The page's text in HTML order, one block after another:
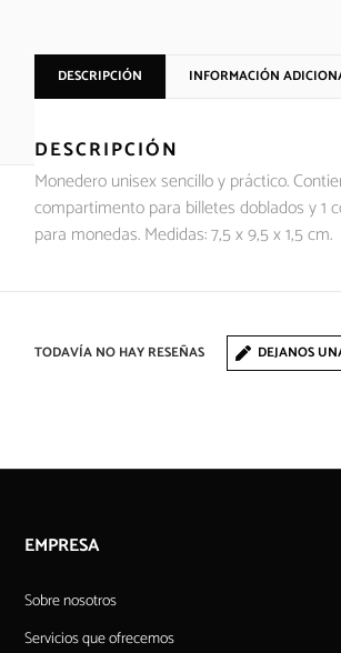
DESCRIPCIÓN INFORMACIÓN
DESCRIPCIÓN
Monedero unisex sencillo y práctico.
compartimento para billetes doblados y 1
para monedas. Medidas: 7,5 x 9,5 x 1,5 cm.
TODAVÍA NO HAY RESEÑAS DEJANOS
EMPRESA
Sobre nosotros
Servicios que ofrecemos